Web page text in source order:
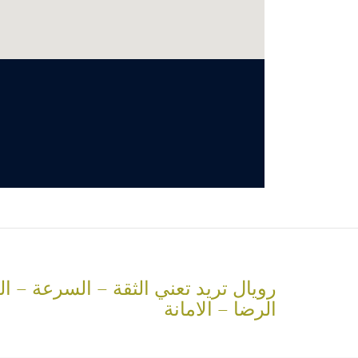
رويال تريد تعني الثقة – السرعة –
الرضا – الامانة